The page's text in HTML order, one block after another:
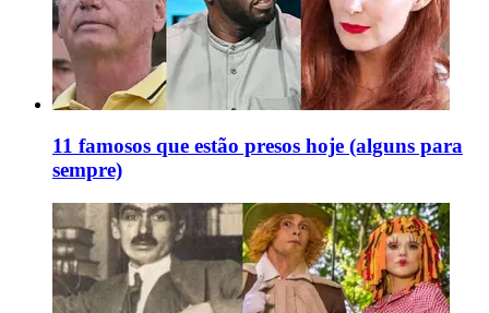
11 famosos que estão presos hoje (alguns para
sempre)